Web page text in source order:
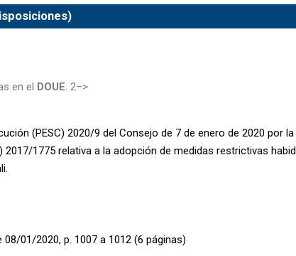
en el DOUE: 2–>
(PESC) 2020/9 del Consejo de 7 de enero de 2020 por
2017/1775 relativa a la adopción de medidas restrictivas
08/01/2020, p. 1007 a 1012 (6 páginas)